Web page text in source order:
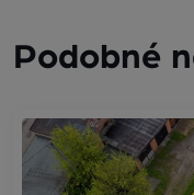
Podobné